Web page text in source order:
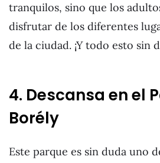
tranquilos, sino que los
disfrutar de los diferentes
de la ciudad. ¡Y todo esto sin
4. Descansa en el
Borély
Este parque es sin duda uno